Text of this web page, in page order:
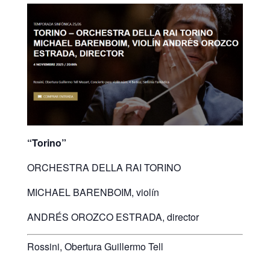
“Torino”
ORCHESTRA DELLA RAI TORINO
MICHAEL BARENBOIM, violín
ANDRÉS OROZCO ESTRADA, director
Rossini, Obertura Guillermo Tell